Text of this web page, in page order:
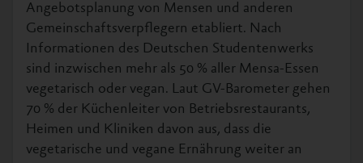
Angebotsplanung von Mensen und anderen
Gemeinschaftsverpflegern etabliert. Nach
Informationen des Deutschen Studentenwerks
sind inzwischen mehr als 50 % aller Mensa-Essen
vegetarisch oder vegan. Laut GV-Barometer gehen
70 % der Küchenleiter von Betriebsrestaurants,
Heimen und Kliniken davon aus, dass die
vegetarische und vegane Ernährung weiter an